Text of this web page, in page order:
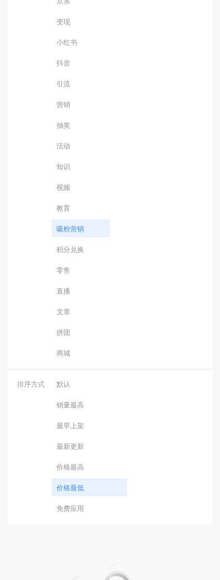
变现
小红书
抖音
引流
营销
抽奖
活动
知识
视频
教育
吸粉营销
积分兑换
零售
直播
文章
拼团
商城
排序方式 默认
销量最高
最早上架
最新更新
价格最高
价格最低
免费应用